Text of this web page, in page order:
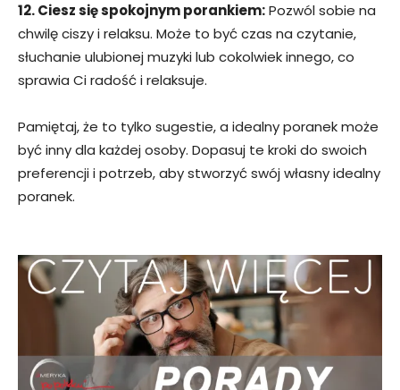
12. Ciesz się spokojnym porankiem:Pozwól sobie na
chwilę ciszy i relaksu. Może to być czas na czytanie,
słuchanie ulubionej muzyki lub cokolwiek innego, co
sprawia Ci radość i relaksuje.
Pamiętaj, że to tylko sugestie, a idealny poranek może
być inny dla każdej osoby. Dopasuj te kroki do swoich
preferencji i potrzeb, aby stworzyć swój własny idealny
poranek.